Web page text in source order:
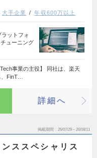
大手企業 年収600万以上
ットフォ
ューニング
事業の主役】 同社は、楽天
FinT…
詳細へ
掲載期間 26/07/29～26/08/11
ススペシャリス